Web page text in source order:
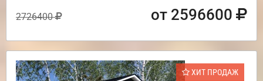
2726400 от 2596600
ХИТ ПРОДАЖ